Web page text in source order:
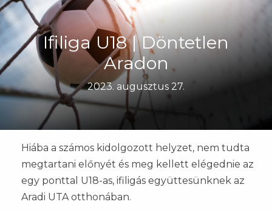
Ifiliga U18 | Döntetlen
Aradon
2023. augusztus 27.
Hiába a számos kidolgozott helyzet, nem tudta
megtartani előnyét és meg kellett elégednie az
egy ponttal U18-as, ifiligás együttesünknek az
Aradi UTA otthonában.